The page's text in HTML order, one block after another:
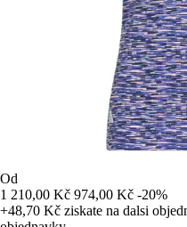
Od
1 210,00 Kč 974,00 Kč -20%
+48,70 Kč ziskate na dalsi